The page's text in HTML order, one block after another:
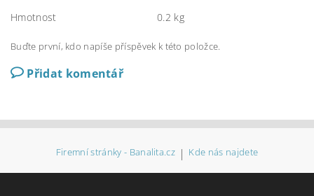
Hmotnost 0.2 kg
Buďte první, kdo napíše příspěvek k této položce.
Přidat komentář
Firemní stránky - Banalita.cz | Kde nás najdete